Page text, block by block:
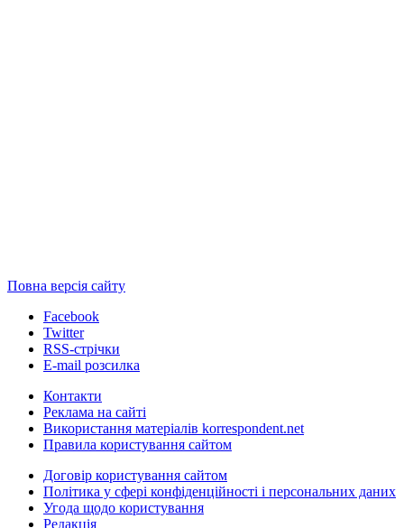
Повна версія сайту
Facebook
Twitter
RSS-стрічки
E-mail розсилка
Контакти
Реклама на сайті
Використання матеріалів korrespondent.net
Правила користування сайтом
Договір користування сайтом
Політика у сфері конфіденційності і персональних даних
Угода щодо користування
Редакція